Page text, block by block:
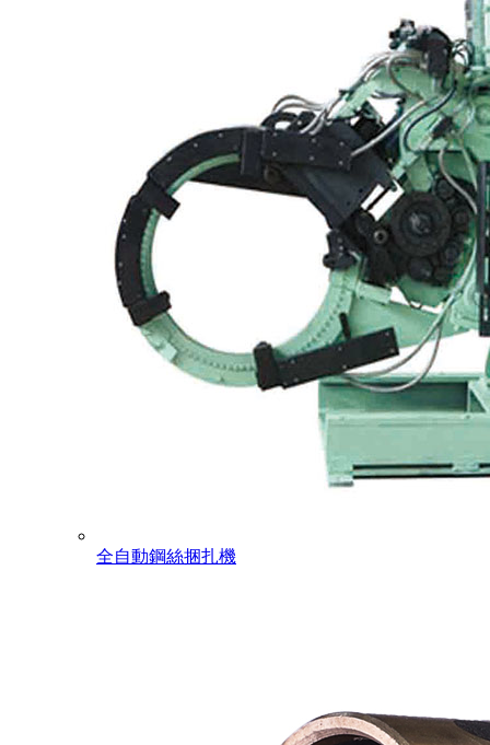
全自動鋼絲捆扎機